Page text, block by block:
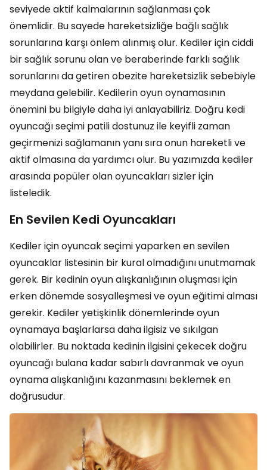
seviyede aktif kalmalarının sağlanması çok
önemlidir. Bu sayede hareketsizliğe bağlı sağlık
sorunlarına karşı önlem alınmış olur. Kediler için ciddi
bir sağlık sorunu olan ve beraberinde farklı sağlık
sorunlarını da getiren obezite hareketsizlik sebebiyle
meydana gelebilir. Kedilerin oyun oynamasının
önemini bu bilgiyle daha iyi anlayabiliriz. Doğru kedi
oyuncağı seçimi patili dostunuz ile keyifli zaman
geçirmenizi sağlamanın yanı sıra onun hareketli ve
aktif olmasına da yardımcı olur. Bu yazımızda kediler
arasında popüler olan oyuncakları sizler için
listeledik.
En Sevilen Kedi Oyuncakları
Kediler için oyuncak seçimi yaparken en sevilen
oyuncaklar listesinin bir kural olmadığını unutmamak
gerek. Bir kedinin oyun alışkanlığının oluşması için
erken dönemde sosyalleşmesi ve oyun eğitimi alması
gerekir. Kediler yetişkinlik dönemlerinde oyun
oynamaya başlarlarsa daha ilgisiz ve sıkılgan
olabilirler. Bu noktada kedinin ilgisini çekecek doğru
oyuncağı bulana kadar sabırlı davranmak ve oyun
oynama alışkanlığını kazanmasını beklemek en
doğrusudur.